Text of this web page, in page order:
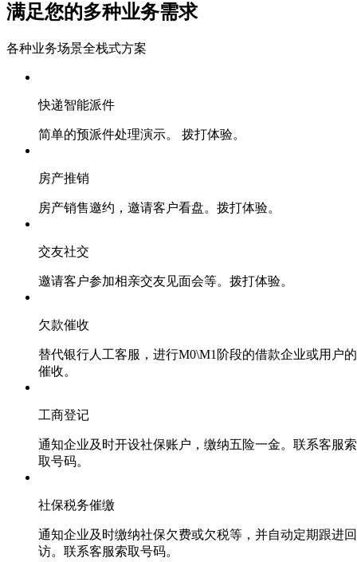
满足您的多种业务需求
各种业务场景全栈式方案
快递智能派件
简单的预派件处理演示。 拨打体验。
房产推销
房产销售邀约，邀请客户看盘。拨打体验。
交友社交
邀请客户参加相亲交友见面会等。拨打体验。
欠款催收
替代银行人工客服，进行M0\M1阶段的借款企业或用户的
催收。
工商登记
通知企业及时开设社保账户，缴纳五险一金。联系客服索
取号码。
社保税务催缴
通知企业及时缴纳社保欠费或欠税等，并自动定期跟进回
访。联系客服索取号码。